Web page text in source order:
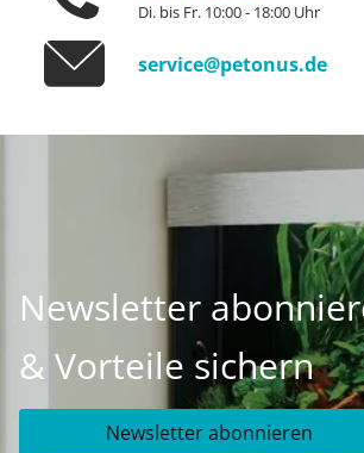
Di. bis Fr. 10:00 - 18:00 Uhr
service@petonus.de
Newsletter
& Vorteile sichern
Newsletter abonnieren